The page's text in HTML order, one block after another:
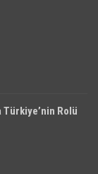
Türkiye’nin Rolü